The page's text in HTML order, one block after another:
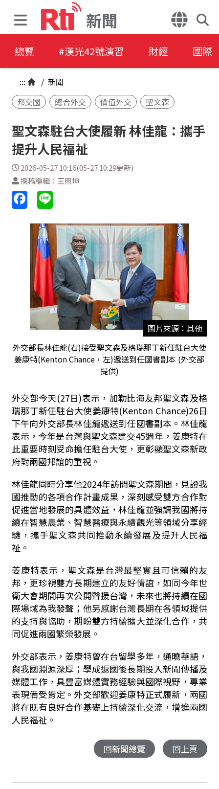
新聞
總覽 #漢光42號演習 財經 國際
::: / 新聞
邦交國
總合外交 價值外交 聖文森
聖文森駐台大使履新 林佳龍：攜手
提升人民福祉
2026-05-27 10:16(05-27 10:29更新)
撰稿編輯：王照坤
圖片來源：其他
外交部長林佳龍(右)接受聖文森及格瑞那丁新任駐台大使
姜康特(Kenton Chance，左)遞送到任國書副本 (外交部
提供)
外交部今天(27日)表示，加勒比海友邦聖文森及格
瑞那丁新任駐台大使姜康特(Kenton Chance)26日
下午向外交部長林佳龍遞送到任國書副本。林佳龍
表示，今年是台灣與聖文森建交45週年，姜康特在
此重要時刻受命擔任駐台大使，更彰顯聖文森新政
府對兩國邦誼的重視。
林佳龍同時分享他2024年訪問聖文森期間，見證我
國推動的各項合作計畫成果，深刻感受雙方合作對
促進當地發展的具體效益，林佳龍並強調我國將持
續在智慧農業、智慧醫療與永續觀光等領域分享經
驗，攜手聖文森共同推動永續發展及提升人民福
祉。
姜康特表示，聖文森是台灣最堅實且可信賴的友
邦，更珍視雙方長期建立的友好情誼，如同今年世
衛大會期間再次公開聲援台灣，未來也將持續在國
際場域為我發聲；他另感謝台灣長期在各領域提供
的支持與協助，期盼雙方持續擴大並深化合作，共
同促進兩國繁榮發展。
外交部表示，姜康特曾在台留學多年，通曉華語，
與我國淵源深厚；學成返國後長期投入新聞傳播及
媒體工作，具豐富媒體實務經驗與國際視野，專業
表現備受肯定。外交部歡迎姜康特正式履新，兩國
將在既有良好合作基礎上持續深化交流，增進兩國
人民福祉。
回新聞總覽 回上頁